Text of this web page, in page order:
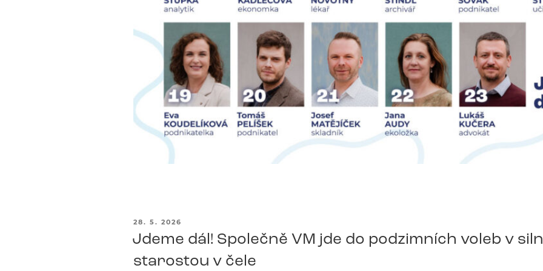
PUBLIKOVÁNO
28. 5. 2026
Jdeme dál! Společně VM jde do podzimních voleb v
starostou v čele